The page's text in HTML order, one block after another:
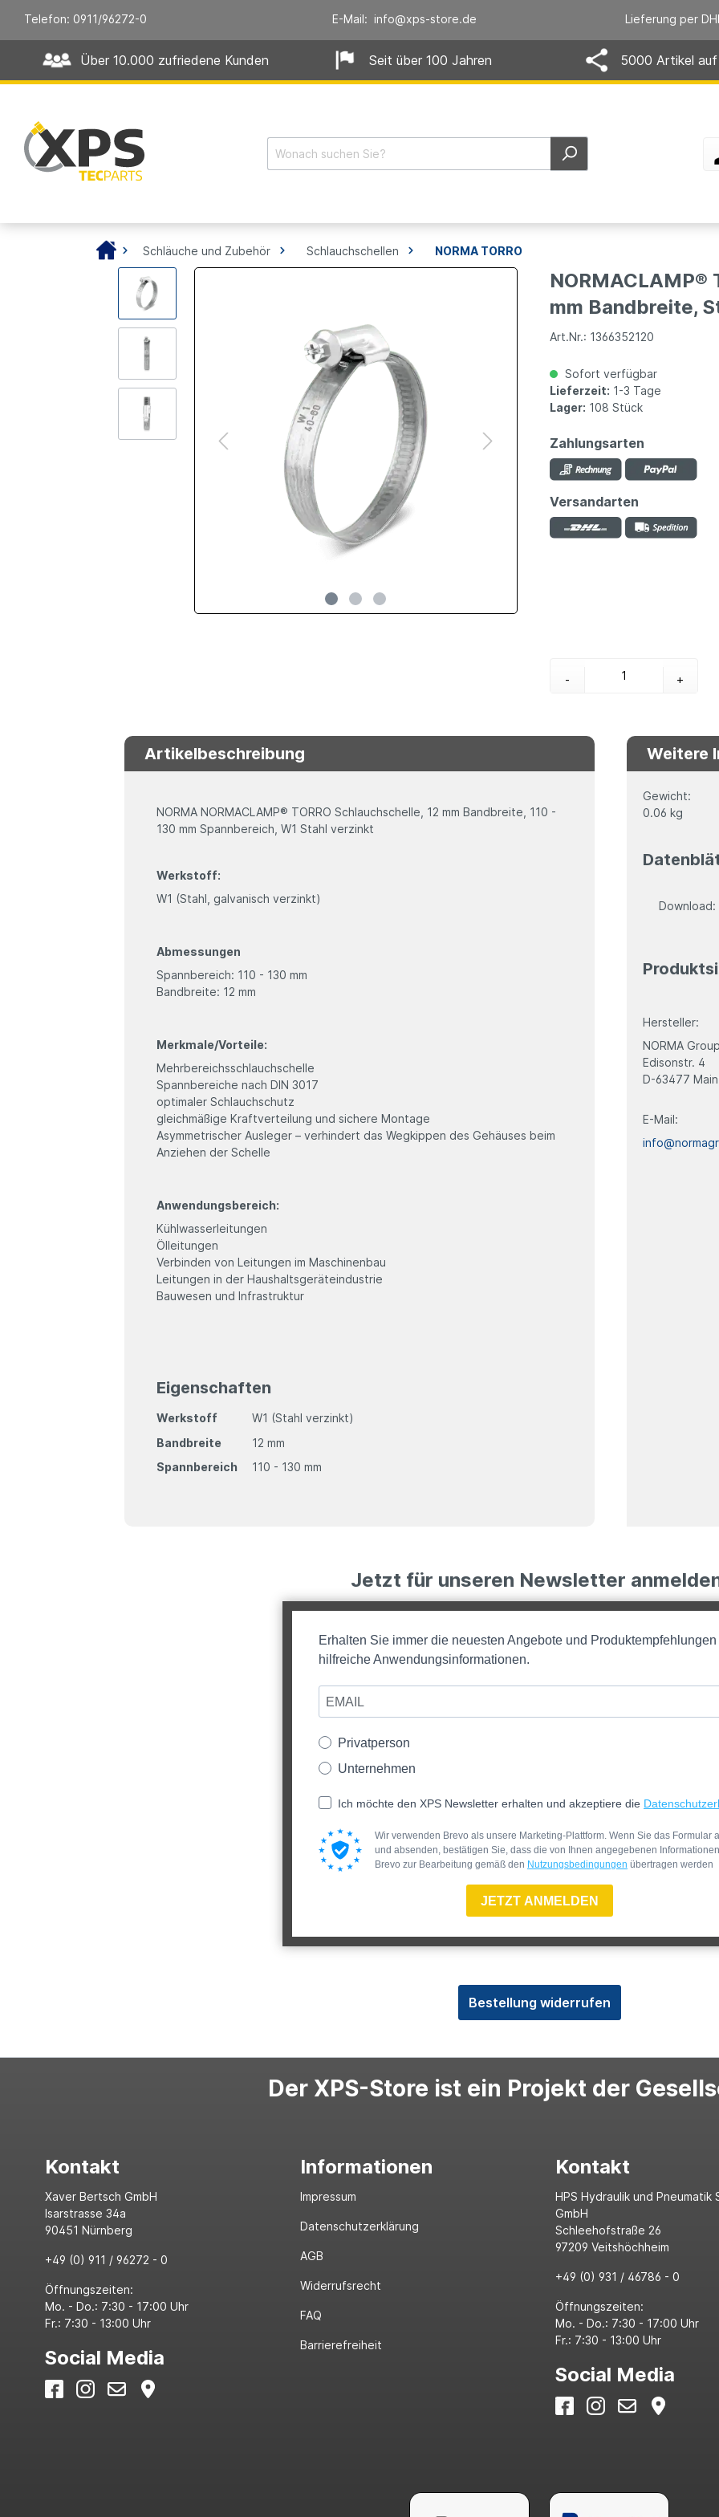
Telefon: 0911/96272-0 E-Mail: info@xps-store.de Lieferung per DHL
Über 10.000 zufriedene Kunden Seit über 100 Jahren 5000 Artikel auf
Schläuche und Zubehör Schlauchschellen NORMA TORRO
NORMACLAMP®
mm Bandbreite,
Art.Nr.: 1366352120
Sofort verfügbar
Lieferzeit: 1-3 Tage
Lager: 108 Stück
Zahlungsarten
Versandarten
- +
Artikelbeschreibung
NORMA NORMACLAMP® TORRO Schlauchschelle, 12 mm Bandbreite, 110 -
130 mm Spannbereich, W1 Stahl verzinkt
Werkstoff:
W1 (Stahl, galvanisch verzinkt)
Abmessungen
Spannbereich: 110 - 130 mm
Bandbreite: 12 mm
Merkmale/Vorteile:
Mehrbereichsschlauchschelle
Spannbereiche nach DIN 3017
optimaler Schlauchschutz
gleichmäßige Kraftverteilung und sichere Montage
Asymmetrischer Ausleger – verhindert das Wegkippen des Gehäuses beim
Anziehen der Schelle
Anwendungsbereich:
Kühlwasserleitungen
Ölleitungen
Verbinden von Leitungen im Maschinenbau
Leitungen in der Haushaltsgeräteindustrie
Bauwesen und Infrastruktur
Eigenschaften
Werkstoff
W1 (Stahl verzinkt)
Bandbreite
12 mm
Spannbereich
110 - 130 mm
Weitere
Gewicht:
0.06 kg
Download:
Hersteller:
NORMA
Edisonstr. 4
D-63477
E-Mail:
Jetzt für unseren Newsletter
Erhalten Sie immer die neuesten Angebote und
hilfreiche Anwendungsinformationen.
Privatperson
Unternehmen
Ich möchte den XPS Newsletter erhalten und akzeptiere die
Wir verwenden Brevo als unsere Marketing-Plattform. Wenn Sie das Formular
und absenden, bestätigen Sie, dass die von Ihnen angegebenen
Brevo zur Bearbeitung gemäß den Nutzungsbedingungen übertragen werden
JETZT ANMELDEN
Bestellung widerrufen
Der XPS-Store ist ein Projekt der
Kontakt
Xaver Bertsch GmbH
Isarstrasse 34a
90451 Nürnberg
+49 (0) 911 / 96272 - 0
Öffnungszeiten:
Mo. - Do.: 7:30 - 17:00 Uhr
Fr.: 7:30 - 13:00 Uhr
Social Media
Informationen
Impressum
Datenschutzerklärung
AGB
Widerrufsrecht
FAQ
Barrierefreiheit
Kontakt
HPS Hydraulik und Pneumatik
GmbH
Schleehofstraße 26
97209 Veitshöchheim
+49 (0) 931 / 46786 - 0
Öffnungszeiten:
Mo. - Do.: 7:30 - 17:00 Uhr
Fr.: 7:30 - 13:00 Uhr
Social Media